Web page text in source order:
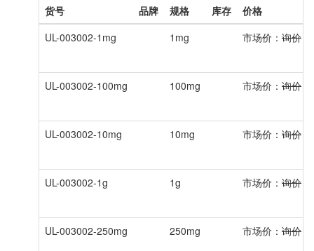
货号
品牌 规格 库存
价格
UL-003002-1mg
1mg 市场价： 询价
UL-003002-100mg 100mg 市场价： 询价
UL-003002-10mg 10mg 市场价： 询价
UL-003002-1g 1g 市场价： 询价
UL-003002-250mg 250mg 市场价： 询价